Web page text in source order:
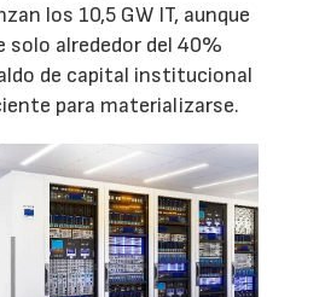
los 10,5 GW IT, aunque
solo alrededor del 40%
de capital institucional
para materializarse.